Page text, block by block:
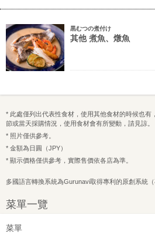
黒むつの煮付け
其他 煮魚、燉魚
* 此處僅列出代表性食材，使用其他食材的時候也有
節或當天採購情況，使用食材會有所變動，請見諒。
* 照片僅供參考。
* 金額為日圓（JPY）
* 顯示價格僅供參考，實際售價依各店為準。
多國語言轉換系統為Gurunavi取得專利的原創系統
菜單一覽
菜單